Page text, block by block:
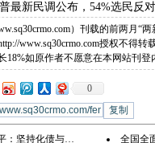
最新民调公布，54%选民反
）刊载的前两月“
www.sq30crmo.com授权不得
18%如原作者不愿意在本网站刊
0
：坚持化债与… 全国全